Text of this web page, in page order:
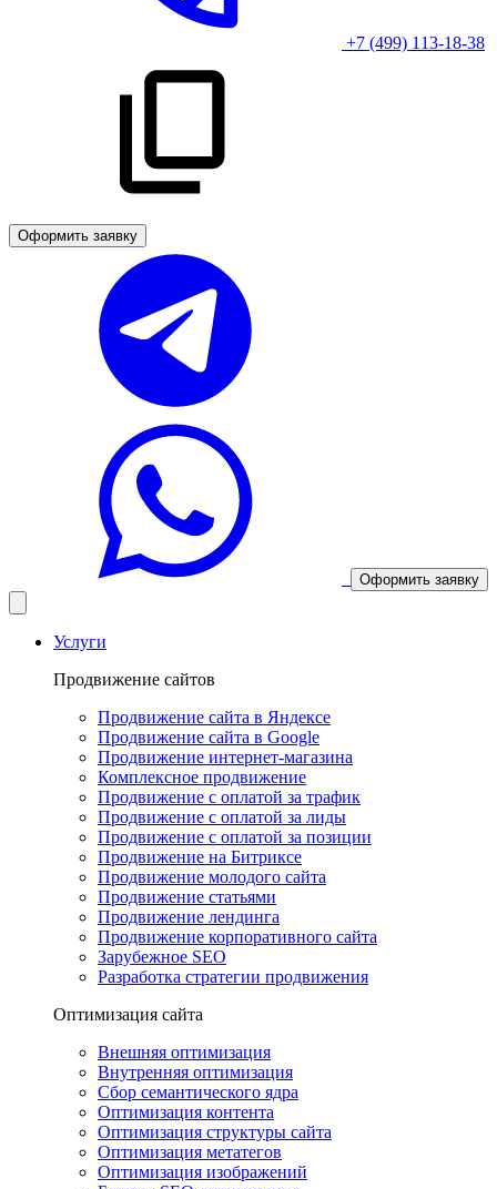
+7 (499) 113-18-38
Оформить заявку
Оформить заявку
Услуги
Продвижение сайтов
Продвижение сайта в Яндексе
Продвижение сайта в Google
Продвижение интернет-магазина
Комплексное продвижение
Продвижение с оплатой за трафик
Продвижение с оплатой за лиды
Продвижение с оплатой за позиции
Продвижение на Битриксе
Продвижение молодого сайта
Продвижение статьями
Продвижение лендинга
Продвижение корпоративного сайта
Зарубежное SEO
Разработка стратегии продвижения
Оптимизация сайта
Внешняя оптимизация
Внутренняя оптимизация
Сбор семантического ядра
Оптимизация контента
Оптимизация структуры сайта
Оптимизация метатегов
Оптимизация изображений